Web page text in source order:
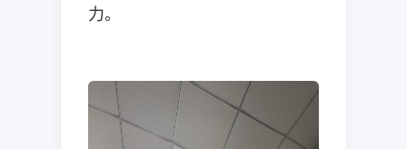
力。